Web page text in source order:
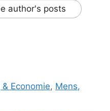
author's posts
Economie, Mens,